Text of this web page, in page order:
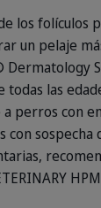
los folículos
un pelaje
Dermatology
las
perros con
con sospecha